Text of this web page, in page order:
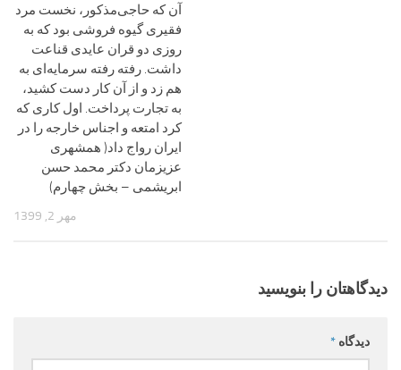
آن که حاجی‌مذکور، نخست مرد
فقیری گیوه فروشی بود که به
روزی دو قران عایدی قناعت
داشت. رفته رفته سرمایه‌ای به
هم زد و از آن کار دست کشید،
به تجارت پرداخت. اول کاری که
کرد امتعه و اجناس خارجه را در
ایران رواج داد( همشهری
عزیزمان دکتر محمد حسن
ابریشمی – بخش چهارم)
مهر 2, 1399
دیدگاهتان را بنویسید
دیدگاه *